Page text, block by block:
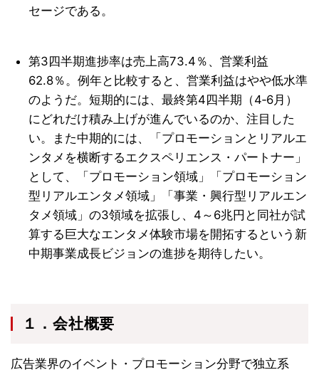
セージである。
第3四半期進捗率は売上高73.4％、営業利益
62.8％。例年と比較すると、営業利益はやや低水準
のようだ。短期的には、最終第4四半期（4‐6月）
にどれだけ積み上げが進んでいるのか、注目した
い。また中期的には、「プロモーションとリアルエ
ンタメを横断するエクスペリエンス・パートナー」
として、「プロモーション領域」「プロモーション
型リアルエンタメ領域」「事業・興行型リアルエン
タメ領域」の3領域を拡張し、4～6兆円と同社が試
算する巨大なエンタメ体験市場を開拓するという新
中期事業成長ビジョンの進捗を期待したい。
１．会社概要
広告業界のイベント・プロモーション分野で独立系